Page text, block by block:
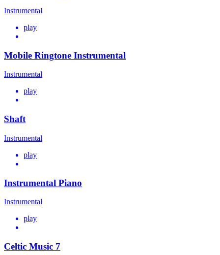
Instrumental
play
Mobile Ringtone Instrumental
Instrumental
play
Shaft
Instrumental
play
Instrumental Piano
Instrumental
play
Celtic Music 7